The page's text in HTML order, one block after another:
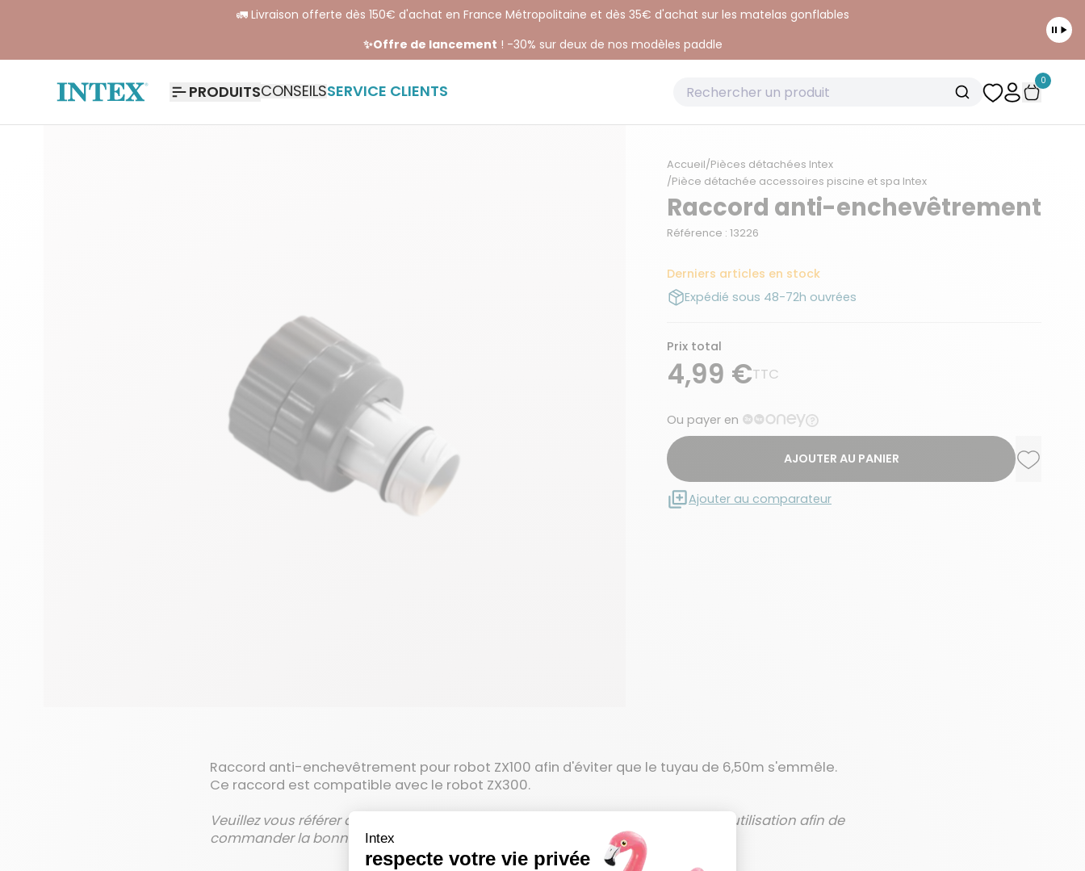
🚛 Livraison offerte dès 150€ d'achat en France Métropolitaine et dès 35€ d'achat sur les matelas gonflables
✨Offre de lancement ! -30% sur deux de nos modèles paddle
PRODUITSCONSEILSSERVICE CLIENTS
0
Accueil/Pièces détachées Intex
/Pièce détachée accessoires piscine et spa Intex
Raccord anti-enchevêtrement
Référence : 13226
Derniers articles en stock
Expédié sous 48-72h ouvrées
Prix total
4,99 €TTC
Ou payer en
AJOUTER AU PANIER Ajouter
Ajouter au comparateur
Raccord anti-enchevêtrement pour robot ZX100 afin d'éviter que le tuyau de 6,50m s'emmêle.
Ce raccord est compatible avec le robot ZX300.
Veuillez vous référer au modèle technique de votre produit et à votre manuel d'utilisation afin de
commander la bonne référence.